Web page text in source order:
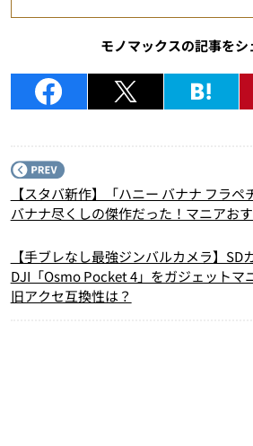
モノマックスの記事をシ
【スタバ新作】「ハニー バナナ フラ
バナナ尽くしの傑作だった！マニアお
【手ブレなし最強ジンバルカメラ】SD
DJI「Osmo Pocket 4」をガジェットマ
旧アクセ互換性は？